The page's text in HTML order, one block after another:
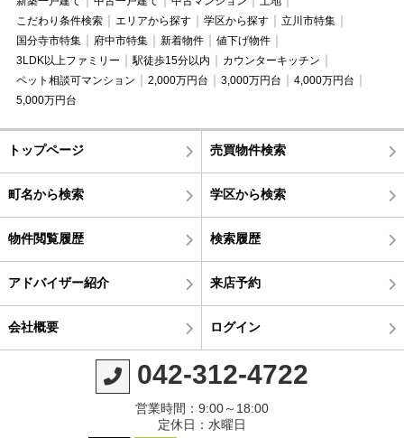
こだわり条件検索
エリアから探す 学区から探す
立川市特集
国分寺市特集
府中市特集 新着物件
値下げ物件
3LDK以上ファミリー
駅徒歩15分以内
カウンターキッチン
ペット相談可マンション
2,000万円台 3,000万円台
4,000万円台
5,000万円台
トップページ 売買物件検索
町名から検索 学区から検索
物件閲覧履歴 検索履歴
アドバイザー紹介 来店予約
会社概要 ログイン
042-312-4722
営業時間：9:00～18:00
定休日：水曜日